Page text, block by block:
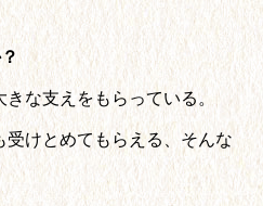
な支えをもらっている。
受けとめてもらえる、そんな